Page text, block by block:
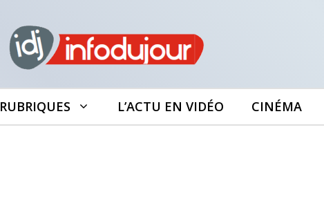
RUBRIQUES L’ACTU EN VIDÉO CINÉMA